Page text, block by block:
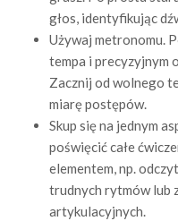
głos, identyfikując
Używaj metronomu.
tempa i precyzyjnym
Zacznij od wolnego
miarę postępów.
Skup się na jednym
poświęcić całe
elementem, np.
trudnych rytmów lub
artykulacyjnych.